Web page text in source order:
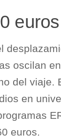
euros
oscilan
del viaje.
en
euros.